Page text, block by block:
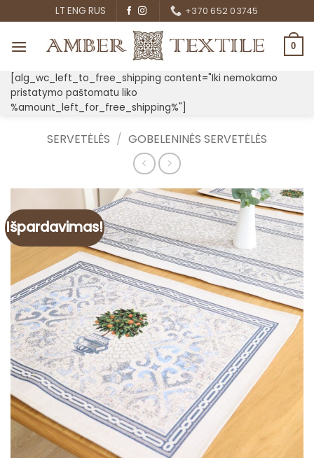
to
content
LT ENG RUS +370 652 03745
0
[alg_wc_left_to_free_shipping content="Iki nemokamo
pristatymo paštomatu liko
%amount_left_for_free_shipping%"]
SERVETĖLĖS / GOBELENINĖS SERVETĖLĖS
Išpardavimas!